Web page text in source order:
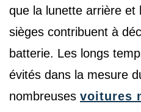
que la lunette arrière et
sièges contribuent à
batterie. Les longs
évités dans la mesure
nombreuses voitures